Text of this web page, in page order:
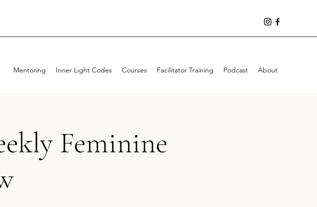
Mentoring Inner Light Codes Courses Facilitator Training Podcast About
Feminine